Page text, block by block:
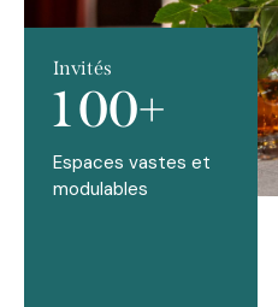
Invités
100+
Espaces vastes et
modulables